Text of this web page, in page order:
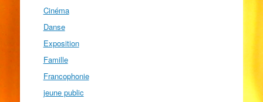
Cinéma
Danse
Exposition
Famille
Francophonie
jeune public